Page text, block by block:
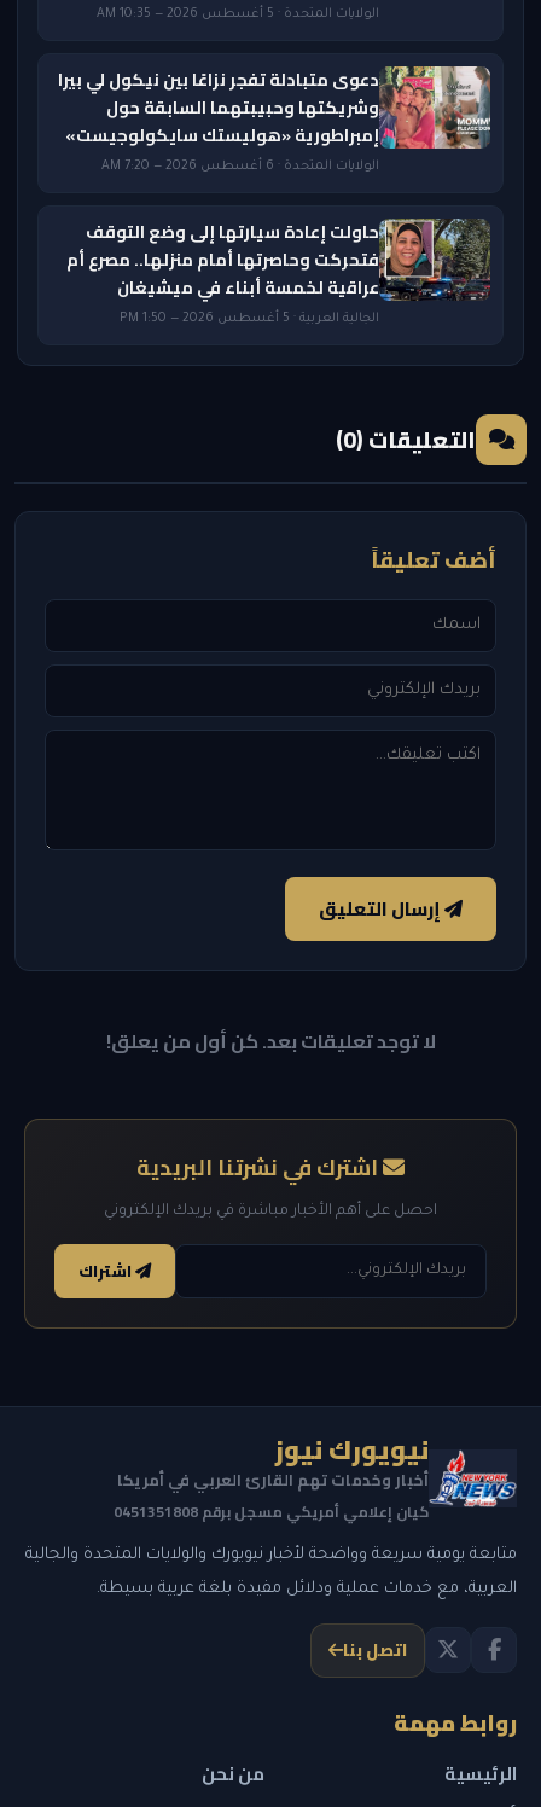
الولايات المتحدة · 5 أغسطس 2026 — 10:35 AM
دعوى متبادلة تفجر نزاعًا بين نيكول لي بيرا
وشريكتها وحبيبتهما السابقة حول
إمبراطورية «هوليستك سايكولوجيست»
الولايات المتحدة · 6 أغسطس 2026 — 7:20 AM
حاولت إعادة سيارتها إلى وضع التوقف
فتحركت وحاصرتها أمام منزلها.. مصرع أم
عراقية لخمسة أبناء في ميشيغان
الجالية العربية · 5 أغسطس 2026 — 1:50 PM
التعليقات (0)
أضف تعليقاً
إرسال التعليق
لا توجد تعليقات بعد. كن أول من يعلق!
اشترك في نشرتنا البريدية
احصل على أهم الأخبار مباشرة في بريدك الإلكتروني
اشتراك
نيويورك نيوز
أخبار وخدمات تهم القارئ العربي في أمريكا
كيان إعلامي أمريكي مسجل برقم 0451351808
متابعة يومية سريعة وواضحة لأخبار نيويورك والولايات المتحدة والجالية
العربية، مع خدمات عملية ودلائل مفيدة بلغة عربية بسيطة.
اتصل بنا
روابط مهمة
الرئيسية
من نحن